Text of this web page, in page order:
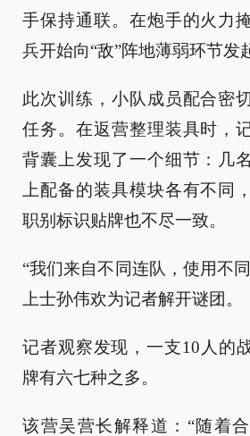
手保持通联。在炮手的火力
兵开始向“敌”阵地薄弱环节
此次训练，小队成员配合密
任务。在返营整理装具时，
背囊上发现了一个细节：几
上配备的装具模块各有不同
职别标识贴牌也不尽一致。
“我们来自不同连队，使用不
上士孙伟欢为记者解开谜团。
记者观察发现，一支10人的
牌有六七种之多。
该营吴营长解释道：“随着